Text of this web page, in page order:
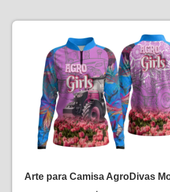
Arte para Camisa AgroDivas